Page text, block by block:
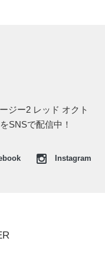
からカニエウェスト
うだ。また新たな情
ジー2 レッド オクト
SNSで配信中！
Instagram